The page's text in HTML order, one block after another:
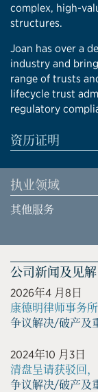
complex, high-
structures.
Joan has over a
industry and
range of trusts
lifecycle trust
regulatory
资历证明
执业领域
其他服务
公司新闻及见解
2026年4 月8日
康德明律师事务
争议解决/破产及
2024年10 月3日
清盘呈请获驳回
争议解决/破产及